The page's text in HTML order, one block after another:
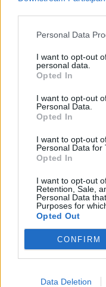
Personal Data
I want to opt-out
personal data.
Opted In
I want to opt-out
Personal Data.
Opted In
I want to opt-out
Personal Data for
Opted In
I want to opt-out
Retention, Sale,
Personal Data
Purposes for
Opted Out
CONFIRM
Data Deletion
Ню Йорк
който е
Спадането на
да възобнови
06.08.2026 / 15:30